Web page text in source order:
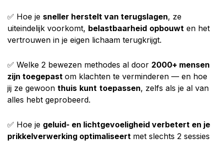
✅ Hoe je sneller herstelt van terugslagen, ze
uiteindelijk voorkomt, belastbaarheid opbouwt en het
vertrouwen in je eigen lichaam terugkrijgt.
✅ Welke 2 bewezen methodes al door 2000+ mensen
zijn toegepast om klachten te verminderen — en hoe
jij ze gewoon thuis kunt toepassen, zelfs als je al van
alles hebt geprobeerd.
✅ Hoe je geluid- en lichtgevoeligheid verbetert en je
prikkelverwerking optimaliseert met slechts 2 sessies